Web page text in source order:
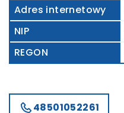
Adres internetowy
NIP
REGON
48501052261